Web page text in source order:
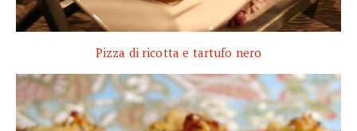
Pizza di ricotta e tartufo nero